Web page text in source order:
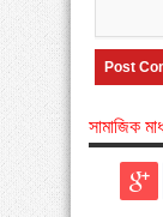
সামাজিক